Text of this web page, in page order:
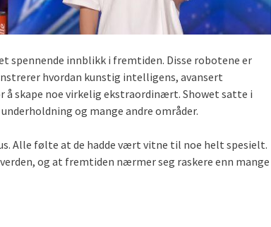
spennende innblikk i fremtiden. Disse robotene er
hvordan kunstig intelligens, avansert
skape noe virkelig ekstraordinært. Showet satte i
og mange andre områder.
Alle følte at de hadde vært vitne til noe helt spesielt.
og at fremtiden nærmer seg raskere enn mange